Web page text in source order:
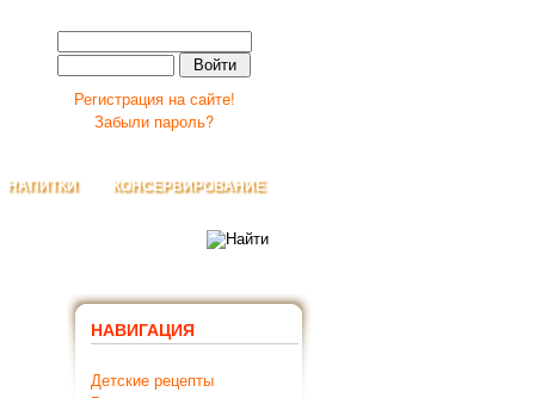
НАПИТКИ КОНСЕРВИРОВАНИЕ
Регистрация на сайте!
Забыли пароль?
НАВИГАЦИЯ
Детские рецепты